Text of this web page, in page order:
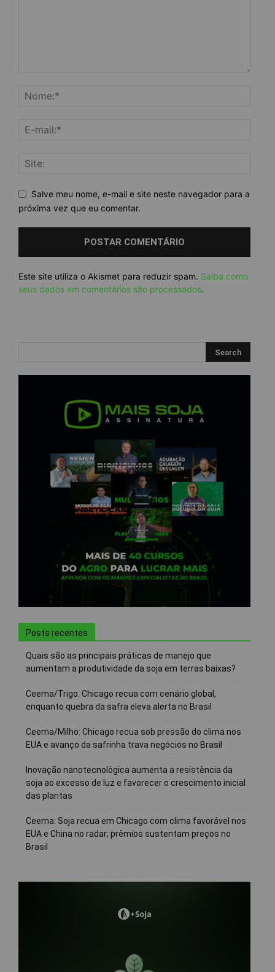
Salve meu nome, e-mail e site neste navegador para a
próxima vez que eu comentar.
Este site utiliza o Akismet para reduzir spam. Saiba como
seus dados em comentários são processados.
Posts recentes
Quais são as principais práticas de manejo que
aumentam a produtividade da soja em terras baixas?
Ceema/Trigo: Chicago recua com cenário global,
enquanto quebra da safra eleva alerta no Brasil
Ceema/Milho: Chicago recua sob pressão do clima nos
EUA e avanço da safrinha trava negócios no Brasil
Inovação nanotecnológica aumenta a resistência da
soja ao excesso de luz e favorecer o crescimento inicial
das plantas
Ceema: Soja recua em Chicago com clima favorável nos
EUA e China no radar; prêmios sustentam preços no
Brasil